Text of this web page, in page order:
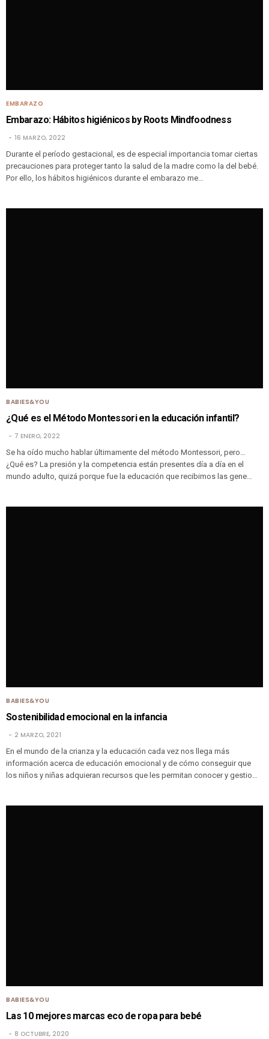
EMBARAZO
Embarazo: Hábitos higiénicos by Roots Mindfoodness
16 MARZO, 2022
Durante el período gestacional, es de especial importancia tomar ciertas
precauciones para proteger tanto la salud de la madre como la del bebé.
Por ello, los hábitos higiénicos durante el embarazo me…
BABIES&YOU
¿Qué es el Método Montessori en la educación infantil?
7 ENERO, 2022
Se ha oído mucho hablar últimamente del método Montessori, pero…
¿Qué es? La presión y la competencia están presentes día a día en el
mundo adulto, quizá porque fue la educación que recibimos las gene…
BABIES&YOU
Sostenibilidad emocional en la infancia
2 MARZO, 2021
En el mundo de la crianza y la educación cada vez nos llega más
información acerca de educación emocional y de cómo conseguir que
los niños y niñas adquieran recursos que les permitan conocer y gestio…
BABIES&YOU
Las 10 mejores marcas eco de ropa para bebé
8 OCTUBRE, 2020